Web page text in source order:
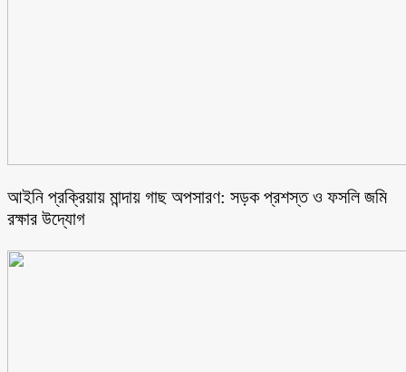
আইনি প্রক্রিয়ায় মান্দায় গাছ অপসারণ: সড়ক প্রশস্ত ও ফসলি জমি
রক্ষার উদ্যোগ